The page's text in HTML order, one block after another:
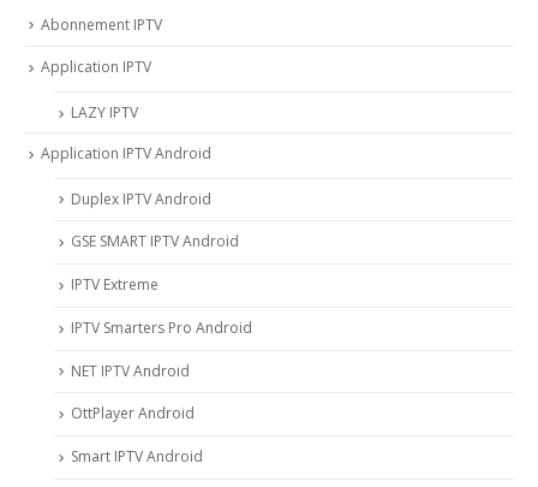
Abonnement IPTV
Application IPTV
LAZY IPTV
Application IPTV Android
Duplex IPTV Android
GSE SMART IPTV Android
IPTV Extreme
IPTV Smarters Pro Android
NET IPTV Android
OttPlayer Android
Smart IPTV Android